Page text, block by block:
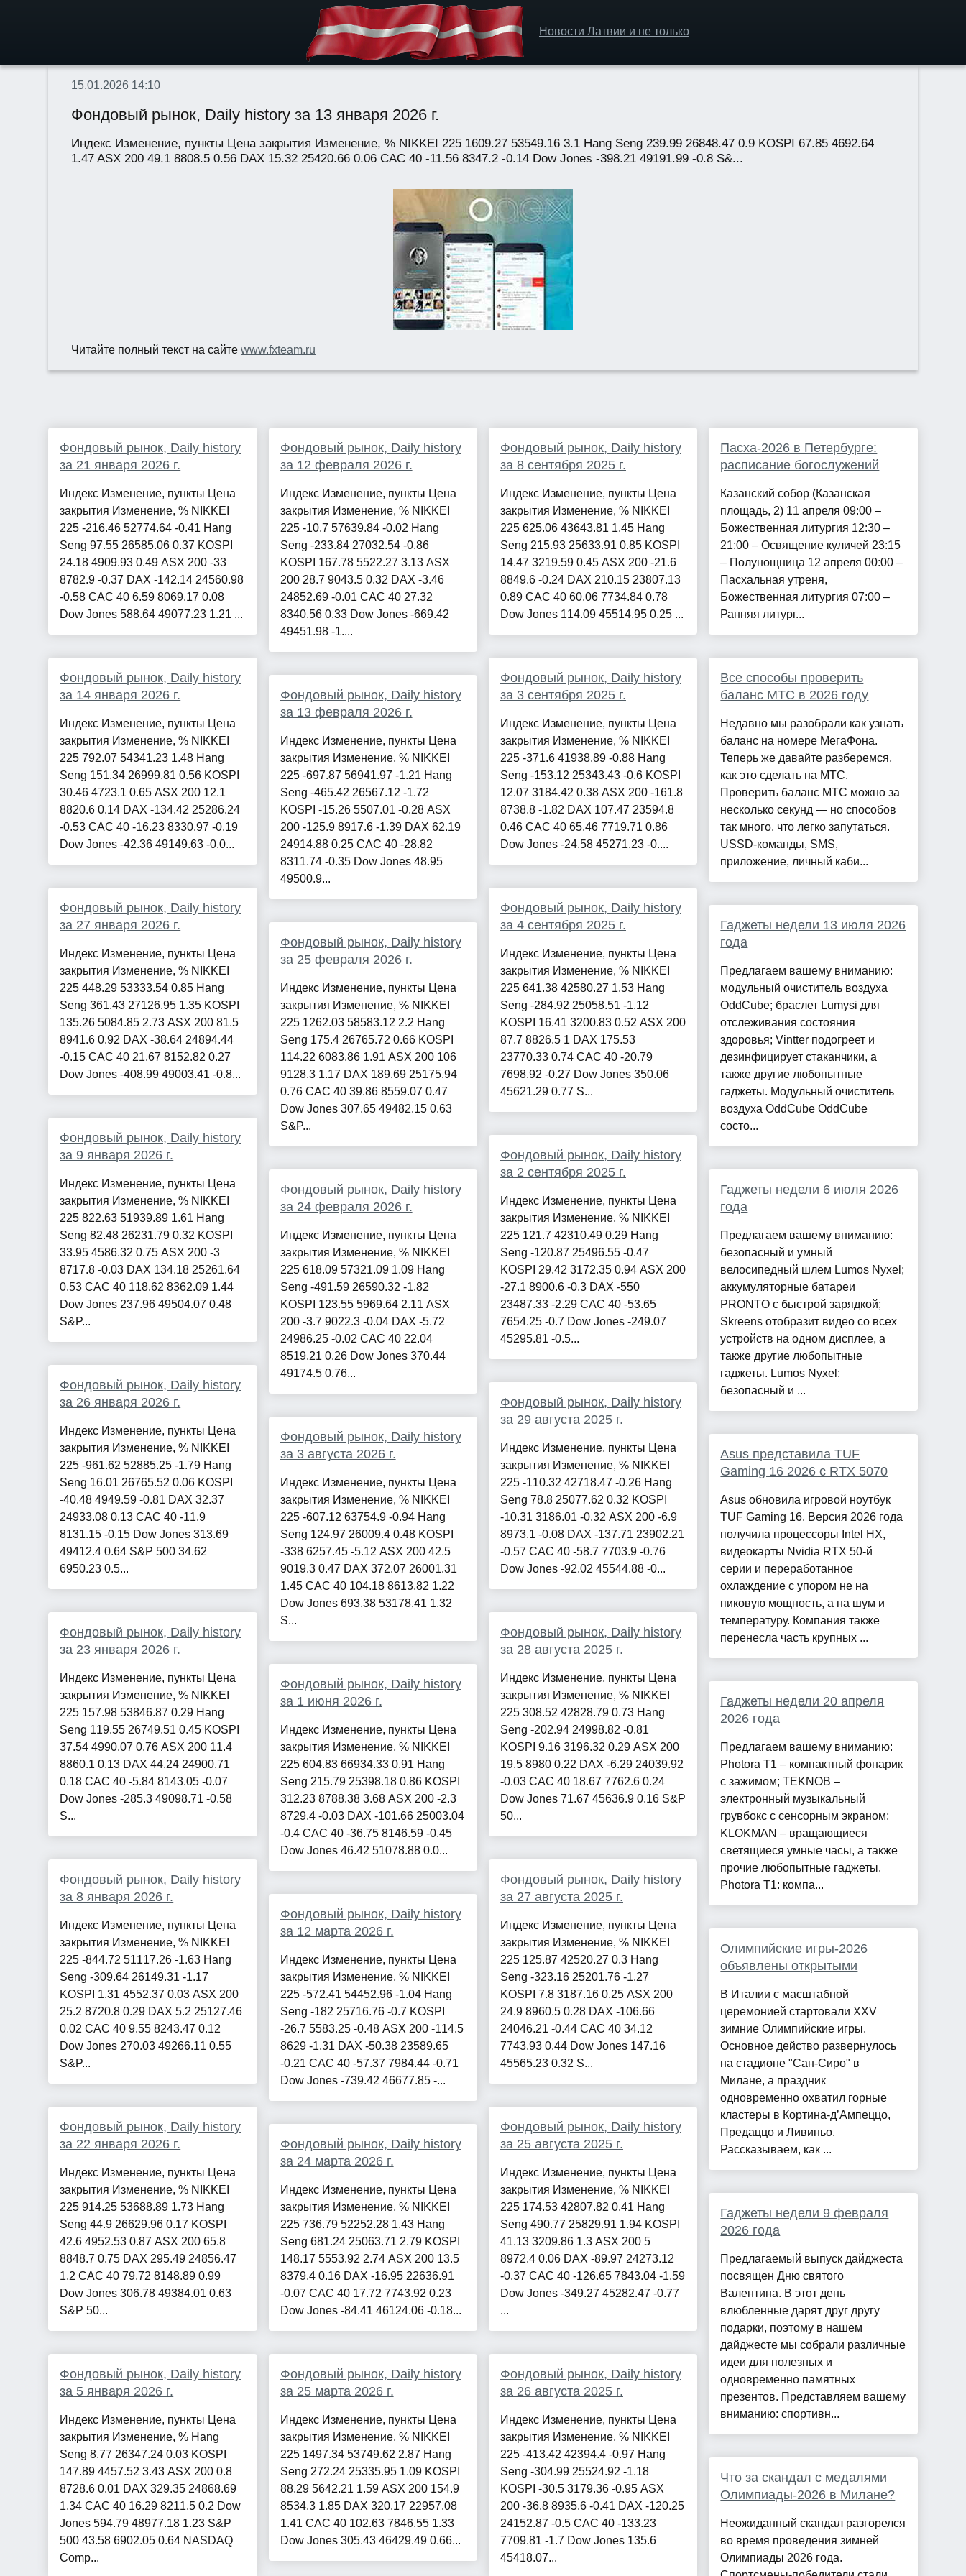
Новости Латвии и не только
15.01.2026 14:10
Фондовый рынок, Daily history за 13 января 2026 г.
Индекс Изменение, пункты Цена закрытия Изменение, % NIKKEI 225 1609.27 53549.16 3.1 Hang Seng 239.99 26848.47 0.9 KOSPI 67.85 4692.64
1.47 ASX 200 49.1 8808.5 0.56 DAX 15.32 25420.66 0.06 CAC 40 -11.56 8347.2 -0.14 Dow Jones -398.21 49191.99 -0.8 S&...
Читайте полный текст на сайтеwww.fxteam.ru
Фондовый рынок, Daily history
за 21 января 2026 г.
Индекс Изменение, пункты Цена
закрытия Изменение, % NIKKEI
225 -216.46 52774.64 -0.41 Hang
Seng 97.55 26585.06 0.37 KOSPI
24.18 4909.93 0.49 ASX 200 -33
8782.9 -0.37 DAX -142.14 24560.98
-0.58 CAC 40 6.59 8069.17 0.08
Dow Jones 588.64 49077.23 1.21 ...
Фондовый рынок, Daily history
за 14 января 2026 г.
Индекс Изменение, пункты Цена
закрытия Изменение, % NIKKEI
225 792.07 54341.23 1.48 Hang
Seng 151.34 26999.81 0.56 KOSPI
30.46 4723.1 0.65 ASX 200 12.1
8820.6 0.14 DAX -134.42 25286.24
-0.53 CAC 40 -16.23 8330.97 -0.19
Dow Jones -42.36 49149.63 -0.0...
Фондовый рынок, Daily history
за 27 января 2026 г.
Индекс Изменение, пункты Цена
закрытия Изменение, % NIKKEI
225 448.29 53333.54 0.85 Hang
Seng 361.43 27126.95 1.35 KOSPI
135.26 5084.85 2.73 ASX 200 81.5
8941.6 0.92 DAX -38.64 24894.44
-0.15 CAC 40 21.67 8152.82 0.27
Dow Jones -408.99 49003.41 -0.8...
Фондовый рынок, Daily history
за 9 января 2026 г.
Индекс Изменение, пункты Цена
закрытия Изменение, % NIKKEI
225 822.63 51939.89 1.61 Hang
Seng 82.48 26231.79 0.32 KOSPI
33.95 4586.32 0.75 ASX 200 -3
8717.8 -0.03 DAX 134.18 25261.64
0.53 CAC 40 118.62 8362.09 1.44
Dow Jones 237.96 49504.07 0.48
S&P...
Фондовый рынок, Daily history
за 26 января 2026 г.
Индекс Изменение, пункты Цена
закрытия Изменение, % NIKKEI
225 -961.62 52885.25 -1.79 Hang
Seng 16.01 26765.52 0.06 KOSPI
-40.48 4949.59 -0.81 DAX 32.37
24933.08 0.13 CAC 40 -11.9
8131.15 -0.15 Dow Jones 313.69
49412.4 0.64 S&P 500 34.62
6950.23 0.5...
Фондовый рынок, Daily history
за 23 января 2026 г.
Индекс Изменение, пункты Цена
закрытия Изменение, % NIKKEI
225 157.98 53846.87 0.29 Hang
Seng 119.55 26749.51 0.45 KOSPI
37.54 4990.07 0.76 ASX 200 11.4
8860.1 0.13 DAX 44.24 24900.71
0.18 CAC 40 -5.84 8143.05 -0.07
Dow Jones -285.3 49098.71 -0.58
S...
Фондовый рынок, Daily history
за 8 января 2026 г.
Индекс Изменение, пункты Цена
закрытия Изменение, % NIKKEI
225 -844.72 51117.26 -1.63 Hang
Seng -309.64 26149.31 -1.17
KOSPI 1.31 4552.37 0.03 ASX 200
25.2 8720.8 0.29 DAX 5.2 25127.46
0.02 CAC 40 9.55 8243.47 0.12
Dow Jones 270.03 49266.11 0.55
S&P...
Фондовый рынок, Daily history
за 22 января 2026 г.
Индекс Изменение, пункты Цена
закрытия Изменение, % NIKKEI
225 914.25 53688.89 1.73 Hang
Seng 44.9 26629.96 0.17 KOSPI
42.6 4952.53 0.87 ASX 200 65.8
8848.7 0.75 DAX 295.49 24856.47
1.2 CAC 40 79.72 8148.89 0.99
Dow Jones 306.78 49384.01 0.63
S&P 50...
Фондовый рынок, Daily history
за 5 января 2026 г.
Индекс Изменение, пункты Цена
закрытия Изменение, % Hang
Seng 8.77 26347.24 0.03 KOSPI
147.89 4457.52 3.43 ASX 200 0.8
8728.6 0.01 DAX 329.35 24868.69
1.34 CAC 40 16.29 8211.5 0.2 Dow
Jones 594.79 48977.18 1.23 S&P
500 43.58 6902.05 0.64 NASDAQ
Comp...
Фондовый рынок, Daily history
за 12 февраля 2026 г.
Индекс Изменение, пункты Цена
закрытия Изменение, % NIKKEI
225 -10.7 57639.84 -0.02 Hang
Seng -233.84 27032.54 -0.86
KOSPI 167.78 5522.27 3.13 ASX
200 28.7 9043.5 0.32 DAX -3.46
24852.69 -0.01 CAC 40 27.32
8340.56 0.33 Dow Jones -669.42
49451.98 -1....
Фондовый рынок, Daily history
за 13 февраля 2026 г.
Индекс Изменение, пункты Цена
закрытия Изменение, % NIKKEI
225 -697.87 56941.97 -1.21 Hang
Seng -465.42 26567.12 -1.72
KOSPI -15.26 5507.01 -0.28 ASX
200 -125.9 8917.6 -1.39 DAX 62.19
24914.88 0.25 CAC 40 -28.82
8311.74 -0.35 Dow Jones 48.95
49500.9...
Фондовый рынок, Daily history
за 25 февраля 2026 г.
Индекс Изменение, пункты Цена
закрытия Изменение, % NIKKEI
225 1262.03 58583.12 2.2 Hang
Seng 175.4 26765.72 0.66 KOSPI
114.22 6083.86 1.91 ASX 200 106
9128.3 1.17 DAX 189.69 25175.94
0.76 CAC 40 39.86 8559.07 0.47
Dow Jones 307.65 49482.15 0.63
S&P...
Фондовый рынок, Daily history
за 24 февраля 2026 г.
Индекс Изменение, пункты Цена
закрытия Изменение, % NIKKEI
225 618.09 57321.09 1.09 Hang
Seng -491.59 26590.32 -1.82
KOSPI 123.55 5969.64 2.11 ASX
200 -3.7 9022.3 -0.04 DAX -5.72
24986.25 -0.02 CAC 40 22.04
8519.21 0.26 Dow Jones 370.44
49174.5 0.76...
Фондовый рынок, Daily history
за 3 августа 2026 г.
Индекс Изменение, пункты Цена
закрытия Изменение, % NIKKEI
225 -607.12 63754.9 -0.94 Hang
Seng 124.97 26009.4 0.48 KOSPI
-338 6257.45 -5.12 ASX 200 42.5
9019.3 0.47 DAX 372.07 26001.31
1.45 CAC 40 104.18 8613.82 1.22
Dow Jones 693.38 53178.41 1.32
S...
Фондовый рынок, Daily history
за 1 июня 2026 г.
Индекс Изменение, пункты Цена
закрытия Изменение, % NIKKEI
225 604.83 66934.33 0.91 Hang
Seng 215.79 25398.18 0.86 KOSPI
312.23 8788.38 3.68 ASX 200 -2.3
8729.4 -0.03 DAX -101.66 25003.04
-0.4 CAC 40 -36.75 8146.59 -0.45
Dow Jones 46.42 51078.88 0.0...
Фондовый рынок, Daily history
за 12 марта 2026 г.
Индекс Изменение, пункты Цена
закрытия Изменение, % NIKKEI
225 -572.41 54452.96 -1.04 Hang
Seng -182 25716.76 -0.7 KOSPI
-26.7 5583.25 -0.48 ASX 200 -114.5
8629 -1.31 DAX -50.38 23589.65
-0.21 CAC 40 -57.37 7984.44 -0.71
Dow Jones -739.42 46677.85 -...
Фондовый рынок, Daily history
за 24 марта 2026 г.
Индекс Изменение, пункты Цена
закрытия Изменение, % NIKKEI
225 736.79 52252.28 1.43 Hang
Seng 681.24 25063.71 2.79 KOSPI
148.17 5553.92 2.74 ASX 200 13.5
8379.4 0.16 DAX -16.95 22636.91
-0.07 CAC 40 17.72 7743.92 0.23
Dow Jones -84.41 46124.06 -0.18...
Фондовый рынок, Daily history
за 25 марта 2026 г.
Индекс Изменение, пункты Цена
закрытия Изменение, % NIKKEI
225 1497.34 53749.62 2.87 Hang
Seng 272.24 25335.95 1.09 KOSPI
88.29 5642.21 1.59 ASX 200 154.9
8534.3 1.85 DAX 320.17 22957.08
1.41 CAC 40 102.63 7846.55 1.33
Dow Jones 305.43 46429.49 0.66...
Фондовый рынок, Daily history
за 8 сентября 2025 г.
Индекс Изменение, пункты Цена
закрытия Изменение, % NIKKEI
225 625.06 43643.81 1.45 Hang
Seng 215.93 25633.91 0.85 KOSPI
14.47 3219.59 0.45 ASX 200 -21.6
8849.6 -0.24 DAX 210.15 23807.13
0.89 CAC 40 60.06 7734.84 0.78
Dow Jones 114.09 45514.95 0.25 ...
Фондовый рынок, Daily history
за 3 сентября 2025 г.
Индекс Изменение, пункты Цена
закрытия Изменение, % NIKKEI
225 -371.6 41938.89 -0.88 Hang
Seng -153.12 25343.43 -0.6 KOSPI
12.07 3184.42 0.38 ASX 200 -161.8
8738.8 -1.82 DAX 107.47 23594.8
0.46 CAC 40 65.46 7719.71 0.86
Dow Jones -24.58 45271.23 -0....
Фондовый рынок, Daily history
за 4 сентября 2025 г.
Индекс Изменение, пункты Цена
закрытия Изменение, % NIKKEI
225 641.38 42580.27 1.53 Hang
Seng -284.92 25058.51 -1.12
KOSPI 16.41 3200.83 0.52 ASX 200
87.7 8826.5 1 DAX 175.53
23770.33 0.74 CAC 40 -20.79
7698.92 -0.27 Dow Jones 350.06
45621.29 0.77 S...
Фондовый рынок, Daily history
за 2 сентября 2025 г.
Индекс Изменение, пункты Цена
закрытия Изменение, % NIKKEI
225 121.7 42310.49 0.29 Hang
Seng -120.87 25496.55 -0.47
KOSPI 29.42 3172.35 0.94 ASX 200
-27.1 8900.6 -0.3 DAX -550
23487.33 -2.29 CAC 40 -53.65
7654.25 -0.7 Dow Jones -249.07
45295.81 -0.5...
Фондовый рынок, Daily history
за 29 августа 2025 г.
Индекс Изменение, пункты Цена
закрытия Изменение, % NIKKEI
225 -110.32 42718.47 -0.26 Hang
Seng 78.8 25077.62 0.32 KOSPI
-10.31 3186.01 -0.32 ASX 200 -6.9
8973.1 -0.08 DAX -137.71 23902.21
-0.57 CAC 40 -58.7 7703.9 -0.76
Dow Jones -92.02 45544.88 -0...
Фондовый рынок, Daily history
за 28 августа 2025 г.
Индекс Изменение, пункты Цена
закрытия Изменение, % NIKKEI
225 308.52 42828.79 0.73 Hang
Seng -202.94 24998.82 -0.81
KOSPI 9.16 3196.32 0.29 ASX 200
19.5 8980 0.22 DAX -6.29 24039.92
-0.03 CAC 40 18.67 7762.6 0.24
Dow Jones 71.67 45636.9 0.16 S&P
50...
Фондовый рынок, Daily history
за 27 августа 2025 г.
Индекс Изменение, пункты Цена
закрытия Изменение, % NIKKEI
225 125.87 42520.27 0.3 Hang
Seng -323.16 25201.76 -1.27
KOSPI 7.8 3187.16 0.25 ASX 200
24.9 8960.5 0.28 DAX -106.66
24046.21 -0.44 CAC 40 34.12
7743.93 0.44 Dow Jones 147.16
45565.23 0.32 S...
Фондовый рынок, Daily history
за 25 августа 2025 г.
Индекс Изменение, пункты Цена
закрытия Изменение, % NIKKEI
225 174.53 42807.82 0.41 Hang
Seng 490.77 25829.91 1.94 KOSPI
41.13 3209.86 1.3 ASX 200 5
8972.4 0.06 DAX -89.97 24273.12
-0.37 CAC 40 -126.65 7843.04 -1.59
Dow Jones -349.27 45282.47 -0.77
...
Фондовый рынок, Daily history
за 26 августа 2025 г.
Индекс Изменение, пункты Цена
закрытия Изменение, % NIKKEI
225 -413.42 42394.4 -0.97 Hang
Seng -304.99 25524.92 -1.18
KOSPI -30.5 3179.36 -0.95 ASX
200 -36.8 8935.6 -0.41 DAX -120.25
24152.87 -0.5 CAC 40 -133.23
7709.81 -1.7 Dow Jones 135.6
45418.07...
Пасха-2026 в Петербурге:
расписание богослужений
Казанский собор (Казанская
площадь, 2) 11 апреля 09:00 –
Божественная литургия 12:30 –
21:00 – Освящение куличей 23:15
– Полунощница 12 апреля 00:00 –
Пасхальная утреня,
Божественная литургия 07:00 –
Ранняя литург...
Все способы проверить
баланс МТС в 2026 году
Недавно мы разобрали как узнать
баланс на номере МегаФона.
Теперь же давайте разберемся,
как это сделать на МТС.
Проверить баланс МТС можно за
несколько секунд — но способов
так много, что легко запутаться.
USSD-команды, SMS,
приложение, личный каби...
Гаджеты недели 13 июля 2026
года
Предлагаем вашему вниманию:
модульный очиститель воздуха
OddCube; браслет Lumysi для
отслеживания состояния
здоровья; Vintter подогреет и
дезинфицирует стаканчики, а
также другие любопытные
гаджеты. Модульный очиститель
воздуха OddCube OddCube
состо...
Гаджеты недели 6 июля 2026
года
Предлагаем вашему вниманию:
безопасный и умный
велосипедный шлем Lumos Nyxel;
аккумуляторные батареи
PRONTO с быстрой зарядкой;
Skreens отобразит видео со всех
устройств на одном дисплее, а
также другие любопытные
гаджеты. Lumos Nyxel:
безопасный и ...
Asus представила TUF
Gaming 16 2026 с RTX 5070
Asus обновила игровой ноутбук
TUF Gaming 16. Версия 2026 года
получила процессоры Intel HX,
видеокарты Nvidia RTX 50-й
серии и переработанное
охлаждение с упором не на
пиковую мощность, а на шум и
температуру. Компания также
перенесла часть крупных ...
Гаджеты недели 20 апреля
2026 года
Предлагаем вашему вниманию:
Photora T1 – компактный фонарик
с зажимом; TEKNOB –
электронный музыкальный
грувбокс с сенсорным экраном;
KLOKMAN – вращающиеся
светящиеся умные часы, а также
прочие любопытные гаджеты.
Photora T1: компа...
Олимпийские игры-2026
объявлены открытыми
В Италии с масштабной
церемонией стартовали XXV
зимние Олимпийские игры.
Основное действо развернулось
на стадионе "Сан-Сиро" в
Милане, а праздник
одновременно охватил горные
кластеры в Кортина-д’Ампеццо,
Предаццо и Ливиньо.
Рассказываем, как ...
Гаджеты недели 9 февраля
2026 года
Предлагаемый выпуск дайджеста
посвящен Дню святого
Валентина. В этот день
влюбленные дарят друг другу
подарки, поэтому в нашем
дайджесте мы собрали различные
идеи для полезных и
одновременно памятных
презентов. Представляем вашему
вниманию: спортивн...
Что за скандал с медалями
Олимпиады-2026 в Милане?
Неожиданный скандал разгорелся
во время проведения зимней
Олимпиады 2026 года.